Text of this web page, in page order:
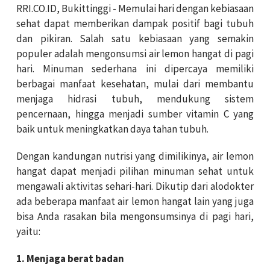
RRI.CO.ID, Bukittinggi - Memulai hari dengan kebiasaan
sehat dapat memberikan dampak positif bagi tubuh
dan pikiran. Salah satu kebiasaan yang semakin
populer adalah mengonsumsi air lemon hangat di pagi
hari. Minuman sederhana ini dipercaya memiliki
berbagai manfaat kesehatan, mulai dari membantu
menjaga hidrasi tubuh, mendukung sistem
pencernaan, hingga menjadi sumber vitamin C yang
baik untuk meningkatkan daya tahan tubuh.
Dengan kandungan nutrisi yang dimilikinya, air lemon
hangat dapat menjadi pilihan minuman sehat untuk
mengawali aktivitas sehari-hari. Dikutip dari alodokter
ada beberapa manfaat air lemon hangat lain yang juga
bisa Anda rasakan bila mengonsumsinya di pagi hari,
yaitu:
1. Menjaga berat badan